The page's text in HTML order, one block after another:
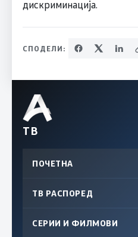
дискриминација.
СПОДЕЛИ:
ТВ
ПОЧЕТНА
ТВ РАСПОРЕД
СЕРИИ И ФИЛМОВИ